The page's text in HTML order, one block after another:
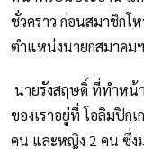
ชั่วคราว ก่อนสมาชิก
ตำแหน่งนายกสมาคม
นายรังสฤษดิ์ ที่ทำหน้
ของเราอยู่ที่ โอลิมปิก
คน และหญิง 2 คน ซึ่ง